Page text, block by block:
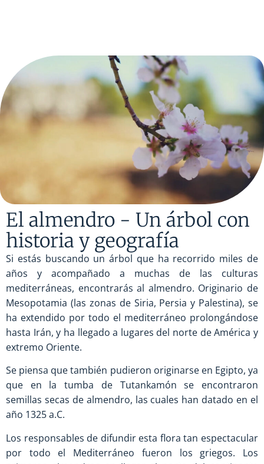
El almendro - Un árbol con
historia y geografía
Si estás buscando un árbol que ha recorrido miles de
años y acompañado a muchas de las culturas
mediterráneas, encontrarás al almendro. Originario de
Mesopotamia (las zonas de Siria, Persia y Palestina), se
ha extendido por todo el mediterráneo prolongándose
hasta Irán, y ha llegado a lugares del norte de América y
extremo Oriente.
Se piensa que también pudieron originarse en Egipto, ya
que en la tumba de Tutankamón se encontraron
semillas secas de almendro, las cuales han datado en el
año 1325 a.C.
Los responsables de difundir esta flora tan espectacular
por todo el Mediterráneo fueron los griegos. Los